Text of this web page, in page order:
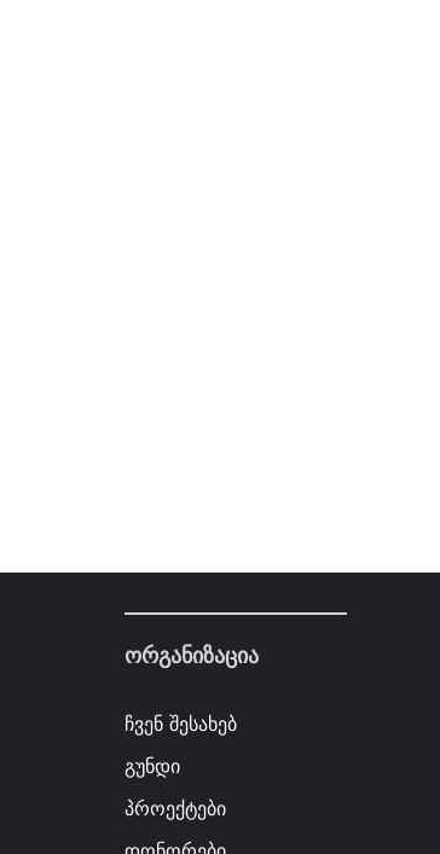
ორგანიზაცია
ჩვენ შესახებ
გუნდი
პროექტები